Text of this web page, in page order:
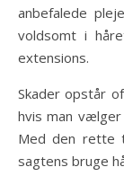
anbefalede
voldsomt i
extensions.
Skader opstår
hvis man
Med den rette
sagtens bruge